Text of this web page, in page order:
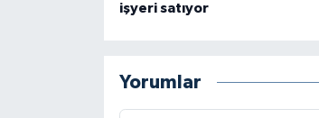
işyeri satıyor
Yorumlar